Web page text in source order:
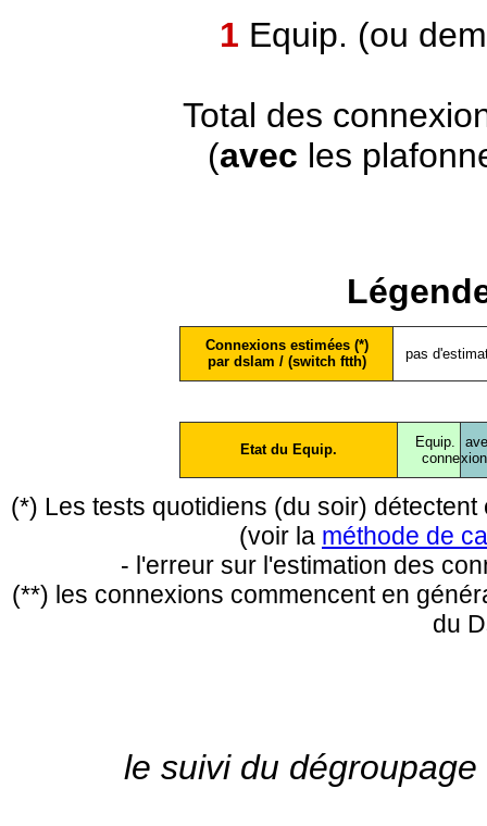
1 Equip. (ou
Total des
(avec les
Connexions estimées (*)
par dslam / (switch ftth)
pas
Etat du Equip.
Equip.
conne
(*) Les tests quotidiens (du soir)
(voir la méthode de
- l'erreur sur l'estimation des
(**) les connexions commencent en
du
le suivi du